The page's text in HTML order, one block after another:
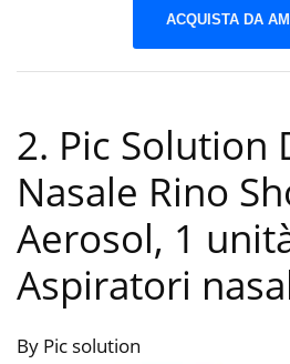
ACQUISTA DA
2. Pic Solution
Nasale Rino
Aerosol, 1
Aspiratori
By Pic solution